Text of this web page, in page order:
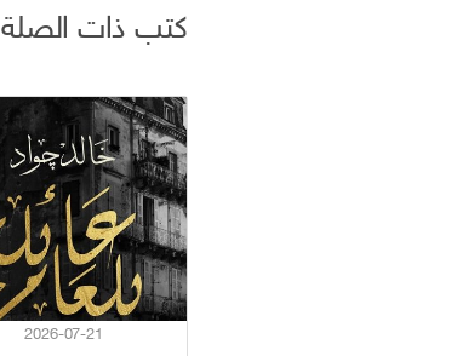
كتب ذات الصلة
2026-07-21